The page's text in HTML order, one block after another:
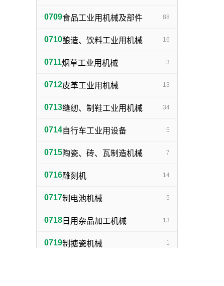
0709食品工业用机械及部件 88
0710酿造、饮料工业用机械 16
0711烟草工业用机械 3
0712皮革工业用机械 13
0713缝纫、制鞋工业用机械 34
0714自行车工业用设备 5
0715陶瓷、砖、瓦制造机械 7
0716雕刻机 14
0717制电池机械 5
0718 日用杂品加工机械 13
0719制搪瓷机械 1